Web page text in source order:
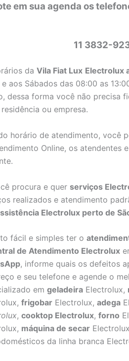
em sua agenda os
11 3832-
da Vila Fiat Lux Electrolux
e aos Sábados das 08:00 as
dessa forma você não precisa
residência ou empresa.
horário de atendimento, você
Online, os atendentes e
procura e quer serviços
realizados e atendimento
Electrolux perto de
fácil e simples ter o
de Atendimento Electrolux
, informe quais os defeitos
e seu telefone e agende o
em geladeira Electrolux,
frigobar Electrolux, adega
, cooktop Electrolux, forno
máquina de secar
da linha branca